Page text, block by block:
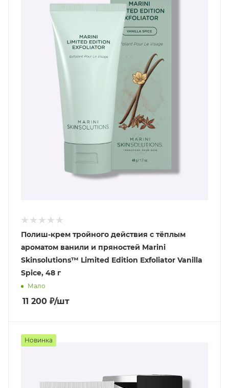
Полиш-крем тройного действия с тёплым
ароматом ванили и пряностей Marini
Skinsolutions™ Limited Edition Exfoliator Vanilla
Spice, 48 г
Мало
11 200 ₽/шт
Новинка